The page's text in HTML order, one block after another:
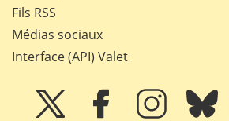
Fils RSS
Médias sociaux
Interface (API) Valet